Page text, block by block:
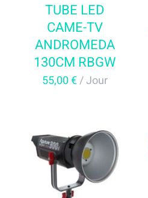
Evénementiel
Trépieds
Location STUDIO
MATERIEL
Strasbourg
TUBE LED
CAME-TV
ANDROMEDA
130CM RBGW
55,00€/ Jour
AJOUTER AU PANIER
/
DÉTAILS